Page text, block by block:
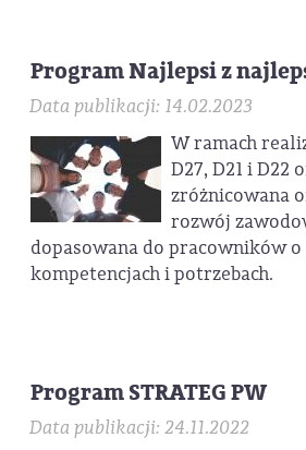
Program Najlepsi z
Data publikacji: 14.02.2023
W ramach
D27, D21 i D22
zróżnicowana
rozwój
dopasowana do pracowników
kompetencjach i potrzebach.
Program STRATEG PW
Data publikacji: 24.11.2022